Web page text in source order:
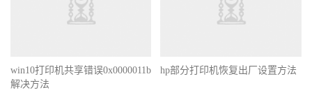
win10打印机共享错误0x0000011b
解决方法
hp部分打印机恢复出厂设置方法